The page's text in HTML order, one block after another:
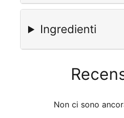
Ingredienti
Non ci sono